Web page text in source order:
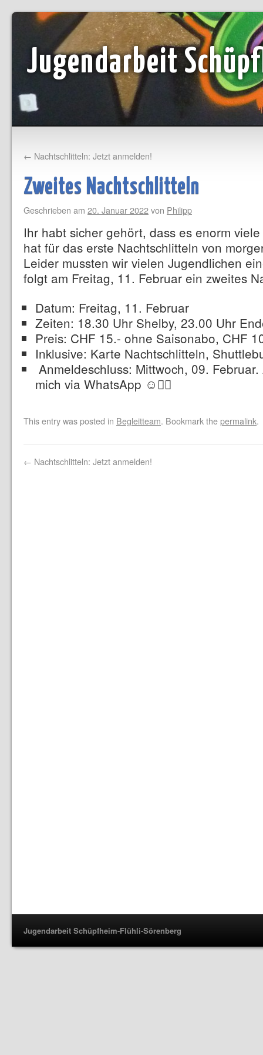
Jugendarbeit
← Nachtschlitteln: Jetzt anmelden!
Zweites Nachtschlitteln
Geschrieben am 20. Januar 2022von Philipp
Ihr habt sicher gehört, dass es enorm
hat für das erste Nachtschlitteln von
Leider mussten wir vielen Jugendlichen
folgt am Freitag, 11. Februar ein zweites
Datum: Freitag, 11. Februar
Zeiten: 18.30 Uhr Shelby, 23.00 Uhr
Preis: CHF 15.- ohne Saisonabo, CHF
Inklusive: Karte Nachtschlitteln,
Anmeldeschluss: Mittwoch, 09.
mich via WhatsApp ☺️👍🏻
This entry was posted in Begleitteam. Bookmark thepermalink.
← Nachtschlitteln: Jetzt anmelden!
Jugendarbeit Schüpfheim-Flühli-Sörenberg